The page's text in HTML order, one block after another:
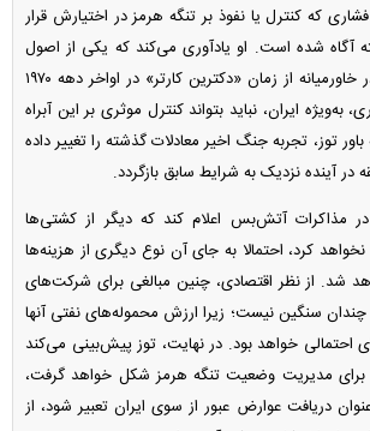
که کنترل یا نفوذ بر تنگه هرمز در اختیارش قرار
آگاه شده است. او یادآوری می‌کند که یکی از اصول
اساسی راهبرد آمریکا در خاورمیانه از زمان «دکترین کارتر» در اواخر دهه ۱۹۷۰
ایران، نباید بتواند کنترل موثری بر این آبراه
توز، تجربه جنگ اخیر معادلات گذشته را تغییر داده
آینده نزدیک به شرایط سابق بازگردد.
در مذاکرات آتش‌بس اعلام کند که دیگر از کشتی‌ها
کرد، احتمالا به جای آن نوع دیگری از هزینه‌ها
شد. از نظر اقتصادی، چنین مبالغی برای شرکت‌های
سنگین نیست؛ زیرا ارزش محموله‌های نفتی آنها
احتمالی خواهد بود. در نهایت، توز پیش‌بینی می‌کند
برای مدیریت وضعیت تنگه هرمز شکل خواهد گرفت،
دریافت عوارض عبور از سوی ایران تعبیر شود، از